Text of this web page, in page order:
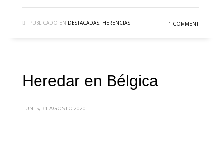
PUBLICADO EN DESTACADAS, HERENCIAS 1 COMMENT
Heredar en Bélgica
LUNES, 31 AGOSTO 2020